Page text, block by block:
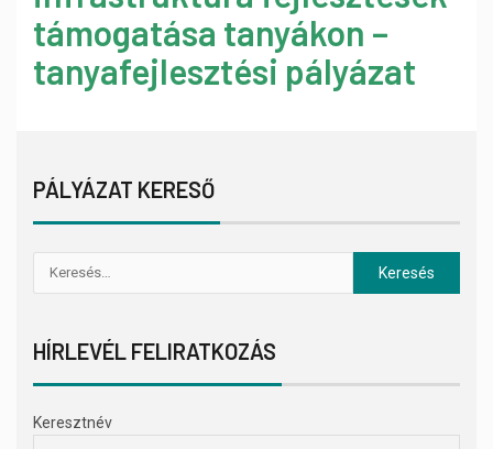
támogatása tanyákon –
tanyafejlesztési pályázat
PÁLYÁZAT KERESŐ
HÍRLEVÉL FELIRATKOZÁS
Keresztnév